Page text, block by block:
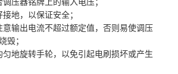
压器铭牌上的输入电压；
地，以保证安全；
意输出电流不超过额定值，否则易使调压
毁；
匀地旋转手轮，以免引起电刷损坏或产生